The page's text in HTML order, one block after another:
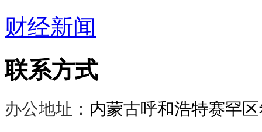
财经新闻
联系方式
办公地址： 内蒙古呼和浩特赛罕